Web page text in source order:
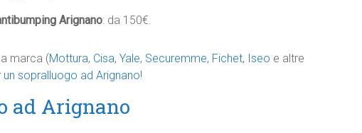
Arignano: da 150€.
marca (Mottura, Cisa, Yale, Securemme, Fichet, Iseo e altre
un sopralluogo ad Arignano!
ad Arignano